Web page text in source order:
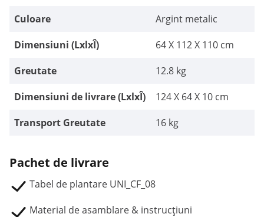
Culoare
Argint metalic
Dimensiuni (LxlxÎ)
64 X 112 X 110 cm
Greutate
12.8 kg
Dimensiuni de livrare (LxlxÎ)
124 X 64 X 10 cm
Transport Greutate
16 kg
Pachet de livrare
Tabel de plantare UNI_CF_08
Material de asamblare & instrucțiuni